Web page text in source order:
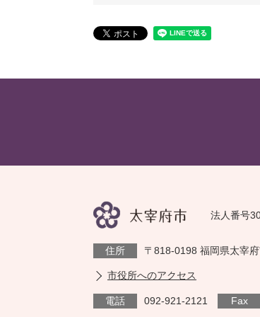
法人番号
住所 〒818-0198 福岡県太宰
市役所へのアクセス
電話 092-921-2121 Fax